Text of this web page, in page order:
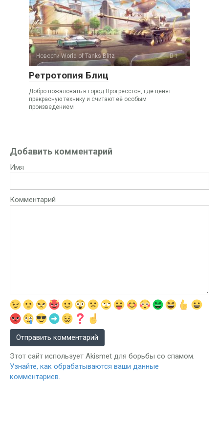
Новости World of Tanks Blitz 1
Ретротопия Блиц
Добро пожаловать в город Прогресстон, где ценят
прекрасную технику и считают её особым
произведением
Добавить комментарий
Имя
Комментарий
Этот сайт использует Akismet для борьбы со спамом.
Узнайте, как обрабатываются ваши данные
комментариев.